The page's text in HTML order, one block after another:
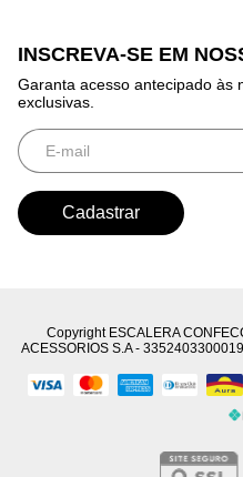
INSCREVA-SE EM
Garanta acesso antecipado às
exclusivas.
Copyright ESCALERA
ACESSORIOS S.A -